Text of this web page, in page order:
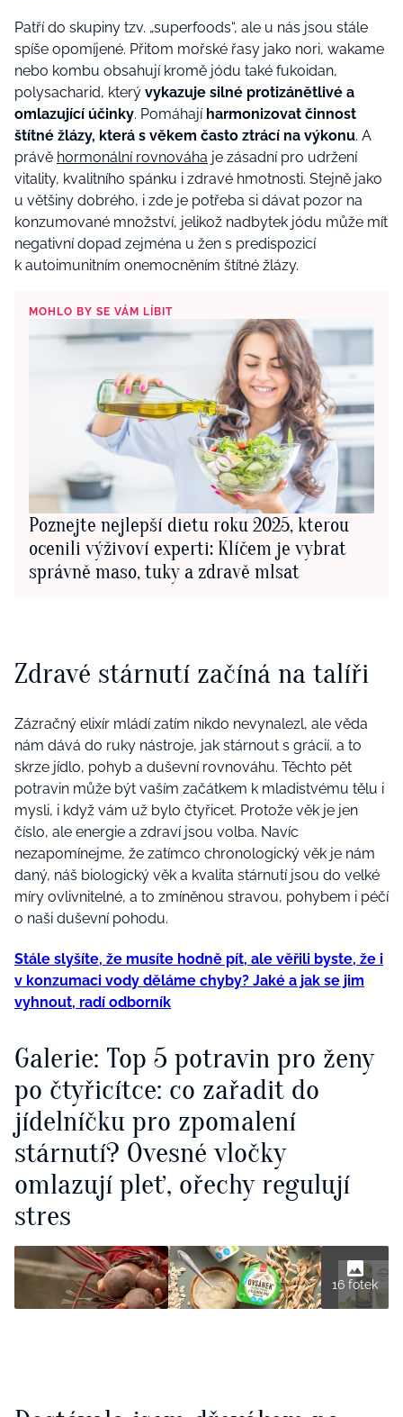
Patří do skupiny tzv. „superfoods“, ale u nás jsou stále
spíše opomíjené. Přitom mořské řasy jako nori, wakame
nebo kombu obsahují kromě jódu také fukoidan,
polysacharid, který vykazuje silné protizánětlivé a
omlazující účinky. Pomáhají harmonizovat činnost
štítné žlázy, která s věkem často ztrácí na výkonu. A
právě hormonální rovnováha je zásadní pro udržení
vitality, kvalitního spánku i zdravé hmotnosti. Stejně jako
u většiny dobrého, i zde je potřeba si dávat pozor na
konzumované množství, jelikož nadbytek jódu může mít
negativní dopad zejména u žen s predispozicí
k autoimunitním onemocněním štítné žlázy.
MOHLO BY SE VÁM LÍBIT
Poznejte nejlepší dietu roku 2025, kterou
ocenili výživoví experti: Klíčem je vybrat
správně maso, tuky a zdravě mlsat
Zdravé stárnutí začíná na talíři
Zázračný elixír mládí zatím nikdo nevynalezl, ale věda
nám dává do ruky nástroje, jak stárnout s grácií, a to
skrze jídlo, pohyb a duševní rovnováhu. Těchto pět
potravin může být vaším začátkem k mladistvému tělu i
mysli, i když vám už bylo čtyřicet. Protože věk je jen
číslo, ale energie a zdraví jsou volba. Navíc
nezapomínejme, že zatímco chronologický věk je nám
daný, náš biologický věk a kvalita stárnutí jsou do velké
míry ovlivnitelné, a to zmíněnou stravou, pohybem i péčí
o naši duševní pohodu.
Stále slyšíte, že musíte hodně pít, ale věřili byste, že i
v konzumaci vody děláme chyby? Jaké a jak se jim
vyhnout, radí odborník
Galerie: Top 5 potravin pro ženy
po čtyřicítce: co zařadit do
jídelníčku pro zpomalení
stárnutí? Ovesné vločky
omlazují pleť, ořechy regulují
stres
16 fotek